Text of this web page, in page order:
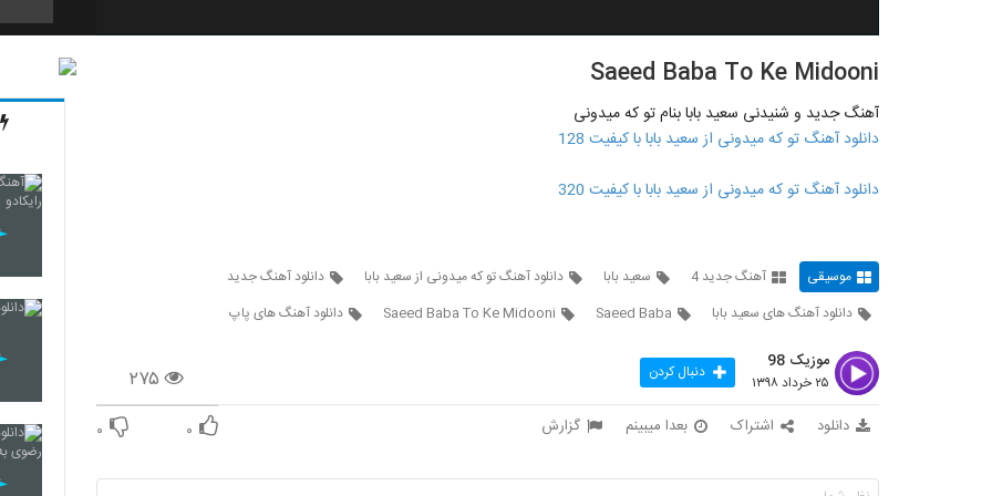
3994 Saeed Baba To Ke Midooni
آهنگ جدید و شنیدنی سعید بابا بنام تو که میدونی
دانلود آهنگ تو که میدونی از سعید بابا با کیفیت 128
دانلود آهنگ تو که میدونی از سعید بابا با کیفیت 320
موسیقی آهنگ جدید 4 سعید بابا دانلود آهنگ تو که میدونی از سعید بابا
دانلود آهنگ جدید
دانلود آهنگ های سعید بابا
Saeed Baba
Saeed Baba To Ke Midooni دانلود آهنگ های پاپ
۲۷۵
موزیک 98
۲۵ خرداد ۱۳۹۸ دنبال کردن
دانلود اشتراک بعدا میبینم گزارش ۰ ۰